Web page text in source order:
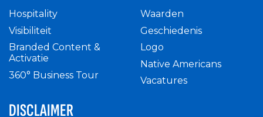
Hospitality
Visibiliteit
Branded Content &
Activatie
360° Business Tour
Waarden
Geschiedenis
Logo
Native Americans
Vacatures
DISCLAIMER